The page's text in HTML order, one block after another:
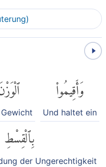
وَأَقِيمُوا۟
Und haltet ein
بِٱلْقِسْطِ
der Ungerechtigkeit